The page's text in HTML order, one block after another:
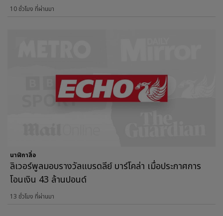
10 ชั่วโมง ที่ผ่านมา
นาฬิกาสื่อ
ลิเวอร์พูลมอบรางวัลแบรดลีย์ บาร์โคล่า เมื่อประกาศการ
โอนเงิน 43 ล้านปอนด์
13 ชั่วโมง ที่ผ่านมา